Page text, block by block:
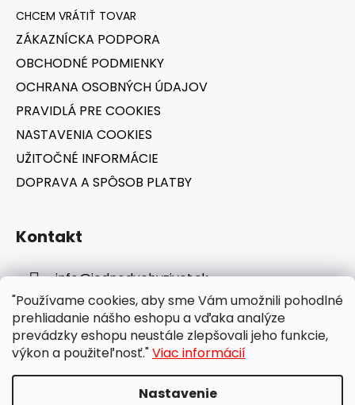
"Používame cookies, aby sme Vám umožnili pohodlné
prehliadanie nášho eshopu a vďaka analýze
prevádzky eshopu neustále zlepšovali jeho funkcie,
výkon a použiteľnosť."Viac informácií
Nastavenie
ZÁKAZNÍCKA PODPORA
OBCHODNÉ PODMIENKY
OCHRANA OSOBNÝCH ÚDAJOV
PRAVIDLÁ PRE COOKIES
NASTAVENIA COOKIES
UŽITOČNÉ INFORMÁCIE
DOPRAVA A SPÔSOB PLATBY
Kontakt
info@jednoduchyzivot.sk
E-shop: 0948 647 767